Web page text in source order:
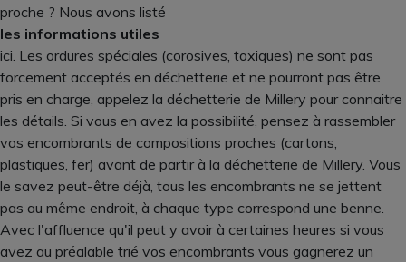
proche ? Nous avons listé
les informations utiles
ici. Les ordures spéciales (corosives, toxiques) ne sont pas
forcement acceptés en déchetterie et ne pourront pas être
pris en charge, appelez la déchetterie de Millery pour connaitre
les détails. Si vous en avez la possibilité, pensez à rassembler
vos encombrants de compositions proches (cartons,
plastiques, fer) avant de partir à la déchetterie de Millery. Vous
le savez peut-être déjà, tous les encombrants ne se jettent
pas au même endroit, à chaque type correspond une benne.
Avec l'affluence qu'il peut y avoir à certaines heures si vous
avez au préalable trié vos encombrants vous gagnerez un